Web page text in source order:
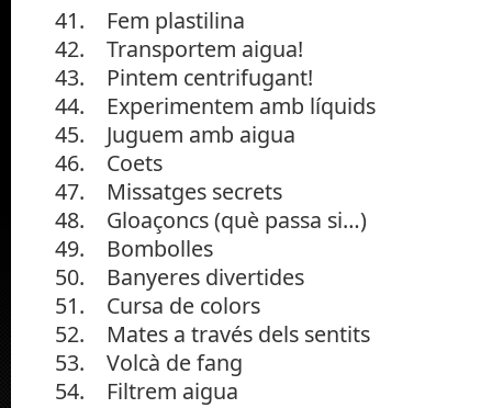
41. Fem plastilina
42. Transportem aigua!
43. Pintem centrifugant!
44. Experimentem amb líquids
45. Juguem amb aigua
46. Coets
47. Missatges secrets
48. Gloaçoncs (què passa si…)
49. Bombolles
50. Banyeres divertides
51. Cursa de colors
52. Mates a través dels sentits
53. Volcà de fang
54. Filtrem aigua